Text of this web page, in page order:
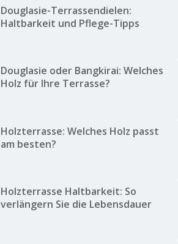
Douglasie-Terrassendielen:
Haltbarkeit und Pflege-Tipps
Douglasie oder Bangkirai: Welches
Holz für Ihre Terrasse?
Holzterrasse: Welches Holz passt
am besten?
Holzterrasse Haltbarkeit: So
verlängern Sie die Lebensdauer